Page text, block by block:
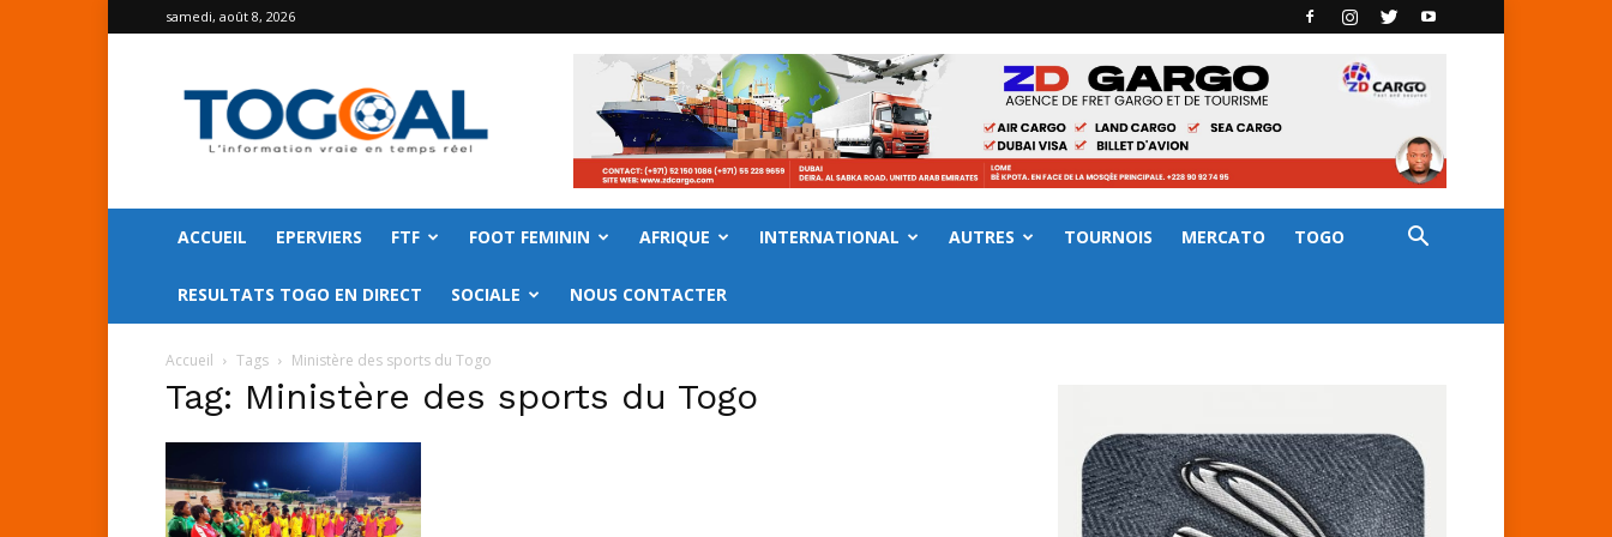
samedi, août 8, 2026
GOAL
ACCUEIL EPERVIERS FTF FOOT FEMININ AFRIQUE INTERNATIONAL AUTRES TOURNOIS MERCATO TOGO
RESULTATS TOGO EN DIRECT SOCIALE NOUS CONTACTER
Accueil Tags Ministère des sports du Togo
Tag: Ministère des sports du Togo